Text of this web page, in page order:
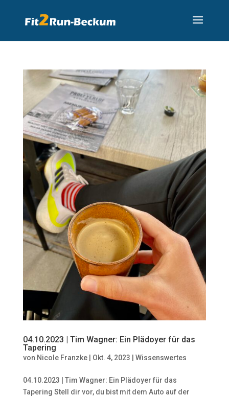
04.10.2023 | Tim Wagner: Ein Plädoyer für das
Tapering
von Nicole Franzke| Okt. 4, 2023 Wissenswertes
04.10.2023 | Tim Wagner: Ein Plädoyer für das
Tapering Stell dir vor, du bist mit dem Auto auf der